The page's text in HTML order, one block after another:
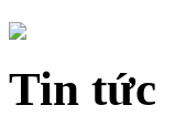
Tin tức